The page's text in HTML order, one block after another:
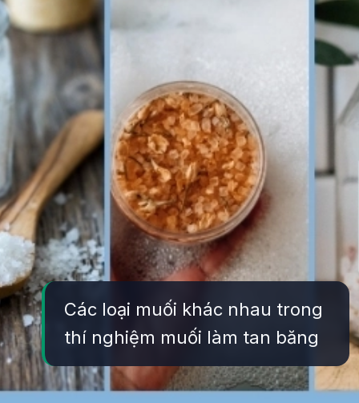
Các loại muối khác nhau trong
thí nghiệm muối làm tan băng